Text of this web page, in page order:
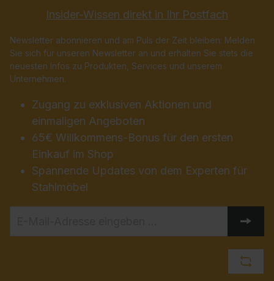
Insider-Wissen direkt in Ihr Postfach
Newsletter abonnieren und am Puls der Zeit bleiben: Melden
Sie sich für unseren Newsletter an und erhalten Sie stets die
neuesten Infos zu Produkten, Services und unserem
Unternehmen.
Zugang zu exklusiven Aktionen und
einmaligen Angeboten
65€ Willkommens-Bonus für den ersten
Einkauf im Shop
Spannende Updates von dem Experten für
Stahlmöbel